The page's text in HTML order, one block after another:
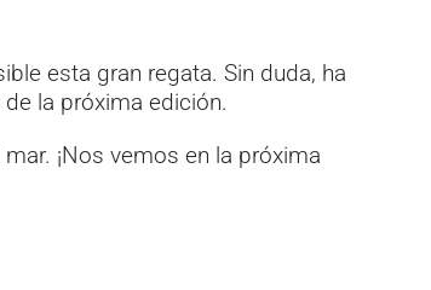
esta gran regata. Sin duda, ha
la próxima edición.
¡Nos vemos en la próxima